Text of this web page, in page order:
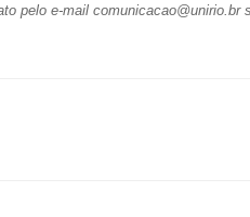
pelo e-mail comunicacao@unirio.br